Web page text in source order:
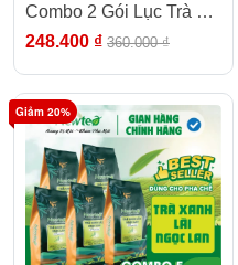
7. Chính Sách Bán
Combo 2 Gói Lục Trà Lài
Cao Cấp Newtea 1000gr
Trái Cây, Lục Trà Sữa
248.400 ₫ 360.000 ₫
Giảm 20%